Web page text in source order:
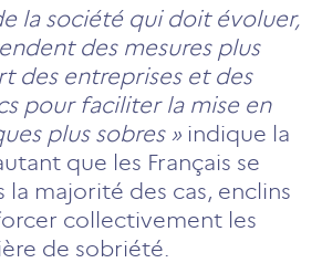
la société qui doit évoluer,
des mesures plus
des entreprises et des
pour faciliter la mise en
plus sobres » indique la
que les Français se
la majorité des cas, enclins
collectivement les
de sobriété.